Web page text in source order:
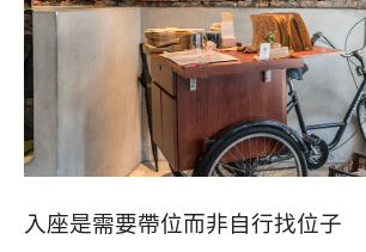
入座是需要帶位而非自行找位子